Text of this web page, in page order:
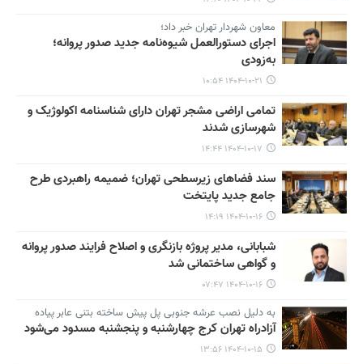
معاون شهردار تهران خبر داد؛
اجرای دستورالعمل شیوه‌نامه جدید صدور پروانه؛
به‌زودی
۱۴۰۴-۱۰-۲۱ ۱۰:۵۴
تمامی اراضی مشجر تهران دارای شناسنامه اکولوژیک و
شهرسازی شدند
۱۴۰۴-۱۰-۱۷ ۱۴:۴۴
سند فضاهای زیرسطحی تهران؛ ضمیمه راهبردی طرح
جامع جدید پایتخت
۱۴۰۴-۱۰-۱۶ ۱۴:۱۹
شبابانی، مدیر پروژه بازنگری و اصلاح فرایند صدور پروانه
و گواهی ساختمانی شد
۱۴۰۴-۱۰-۱۶ ۰۷:۴۷
به دلیل نصب عرشه جنوبی پل پیش ساخته بتنی عابر پیاده
آزادراه تهران کرج چهارشنبه و پنجشنبه مسدود می‌شود
۱۴۰۴-۱۰-۱۵ ۱۳:۵۶